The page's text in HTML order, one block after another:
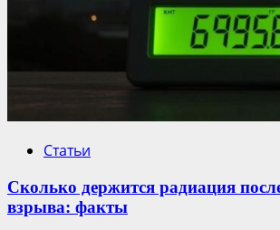
Статьи
Сколько держится радиация
взрыва: факты